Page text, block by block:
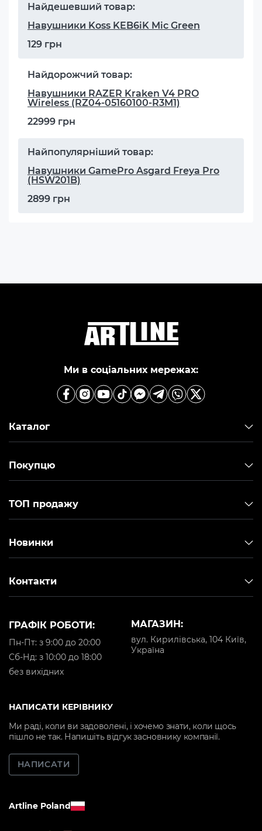
Найдешевший товар:
Навушники Koss KEB6iK Mic Green
129 грн
Найдорожчий товар:
Навушники RAZER Kraken V4 PRO
Wireless (RZ04-05160100-R3M1)
22999 грн
Найпопулярніший товар:
Навушники GamePro Asgard Freya Pro
(HSW201B)
2899 грн
Ми в соціальних мережах:
Каталог
Покупцю
ТОП продажу
Новинки
Контакти
МАГАЗИН:
вул. Кирилівська, 104 Київ,
Україна
ГРАФІК РОБОТИ:
Пн-Пт: з 9:00 до 20:00
Cб-Нд: з 10:00 до 18:00
без вихідних
НАПИСАТИ КЕРІВНИКУ
Ми раді, коли ви задоволені, і хочемо знати, коли щось
пішло не так. Напишіть відгук засновнику компанії.
НАПИСАТИ
Artline Poland